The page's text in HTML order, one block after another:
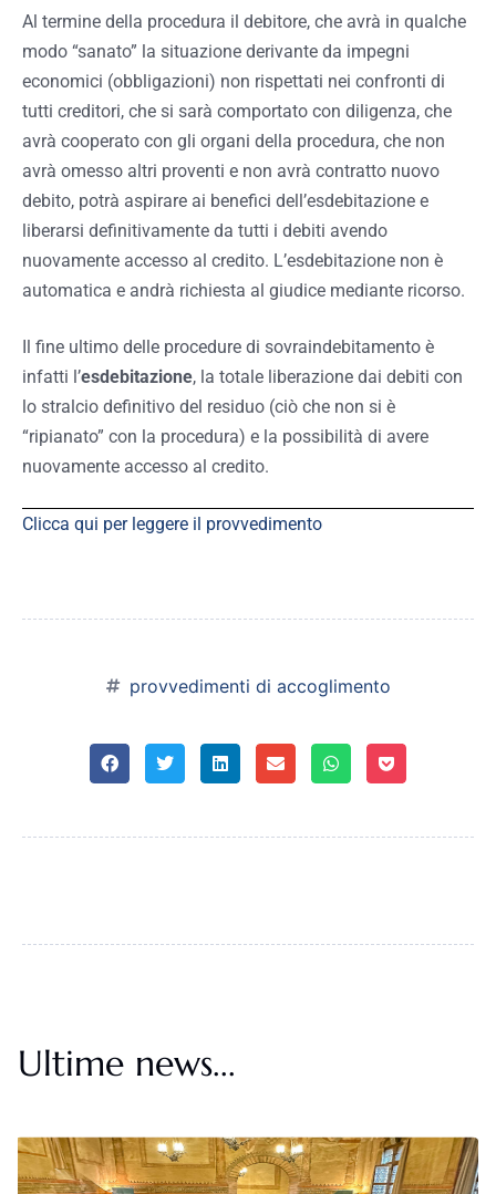
Al termine della procedura il debitore, che avrà in qualche
modo “sanato” la situazione derivante da impegni
economici (obbligazioni) non rispettati nei confronti di
tutti creditori, che si sarà comportato con diligenza, che
avrà cooperato con gli organi della procedura, che non
avrà omesso altri proventi e non avrà contratto nuovo
debito, potrà aspirare ai benefici dell’esdebitazione e
liberarsi definitivamente da tutti i debiti avendo
nuovamente accesso al credito. L’esdebitazione non è
automatica e andrà richiesta al giudice mediante ricorso.
Il fine ultimo delle procedure di sovraindebitamento è
infatti l’esdebitazione, la totale liberazione dai debiti con
lo stralcio definitivo del residuo (ciò che non si è
“ripianato” con la procedura) e la possibilità di avere
nuovamente accesso al credito.
Clicca qui per leggere il provvedimento
provvedimenti di accoglimento
Ultime news...